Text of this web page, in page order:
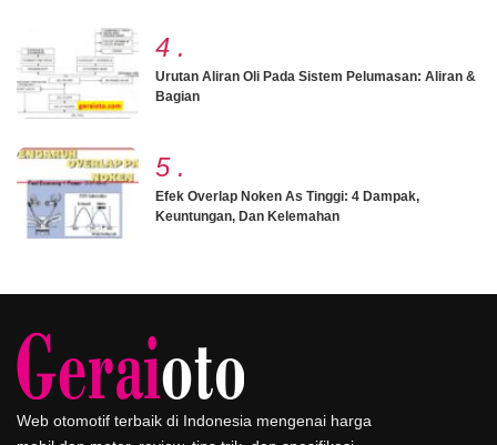
4 .
Urutan Aliran Oli Pada Sistem Pelumasan: Aliran &
Bagian
5 .
Efek Overlap Noken As Tinggi: 4 Dampak,
Keuntungan, Dan Kelemahan
Web otomotif terbaik di Indonesia mengenai harga